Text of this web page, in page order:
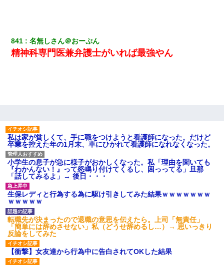
日曜日、会社の窓を見ると同僚の姿。俺（あれ？ディズニーシー
じゃ？）→俺電話「今何してんの？」同僚「シーで並んでるこ
旦那が長男のDNA鑑定をしたら血縁関係0%だった。旦那「やっぱ
りウワキしてたんだな…」長男「俺は誰の子供なの？」長女・次
男「ウワキ女！」
｢昨日はお兄ちゃんと一緒にお風呂に入っちゃった～｣とか毎日兄
の話をしていたA子が事故で亡くなった。→Ａ子のお母さんの話に
驚愕…
夫に癌の余命宣告。その闘病中に長女から信じられない言葉を受
けた
上司「何なの、この書類！！」私「あの‥」上司「今は私が話し
てるの！」私「ですから」上司「黙って聞きなさい！」私「それ
は」上司「言い訳しない！」→結果ｗｗｗｗｗ
841 名無しさん＠おーぷん
精神科専門医兼弁護士がいれば最強やん
私は家が貧しくて、手に職をつけようと看護師になった。だけど
卒業を控えた年の1月末、車にひかれて看護師になれなくなった。
小学生の息子が急に様子がおかしくなった。私「理由を聞いても
『わかんない！』って怒鳴り付けてくるし、困っってる」旦那
「話してみるよ」→ 後日・・・
生保レディと行為する為に駆け引きしてみた結果ｗｗｗｗｗｗｗ
ｗｗｗｗｗ
転職先が決まったので退職の意思を伝えたら。上司「無責任」
「簡単には辞めさせない」私（どうせ辞めるし…）→ 思いっきり
反論をしてみた
【衝撃】女友達から行為中に告白されてOKした結果